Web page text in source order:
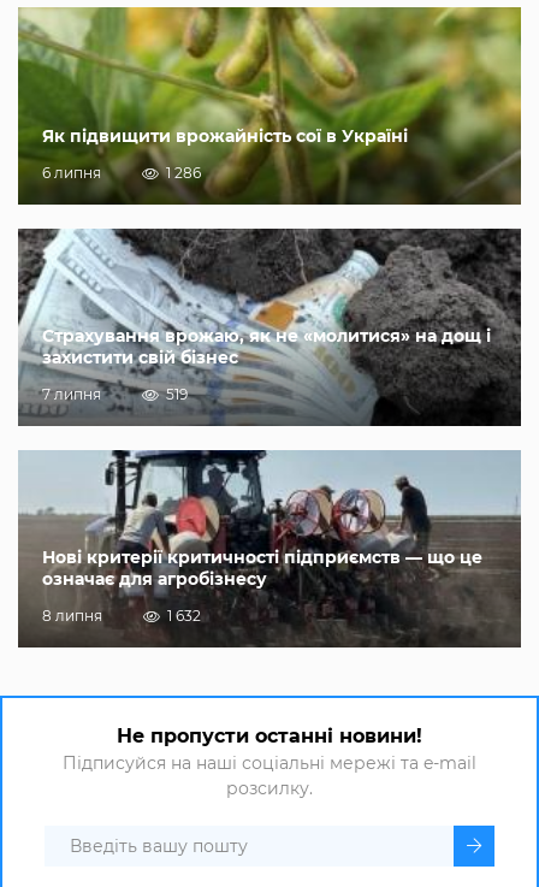
Як підвищити врожайність сої в Україні
6 липня 1 286
Страхування врожаю, як не «молитися» на дощ і
захистити свій бізнес
7 липня 519
Нові критерії критичності підприємств — що це
означає для агробізнесу
8 липня 1 632
Не пропусти останні новини!
Підписуйся на наші соціальні мережі та e-mail
розсилку.